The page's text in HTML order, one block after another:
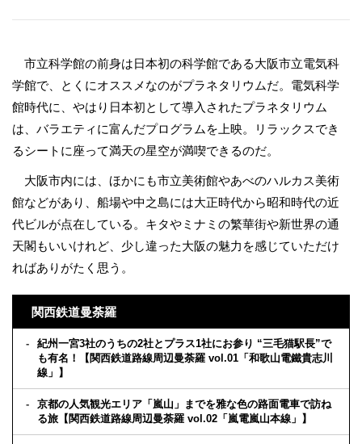
市立科学館の前身は日本初の科学館である大阪市立電気科
学館で、とくにオススメなのがプラネタリウムだ。電気科学
館時代に、やはり日本初として導入されたプラネタリウム
は、バラエティに富んだプログラムを上映。リラックスでき
るシートに座って満天の星空が満喫できるのだ。
大阪市内には、ほかにも市立美術館やあべのハルカス美術
館などがあり、船場や中之島には大正時代から昭和時代の近
代ビルが点在している。キタやミナミの繁華街や新世界の通
天閣もいいけれど、少し違った大阪の魅力を感じていただけ
ればありがたく思う。
関西鉄道曼荼羅
紀州一宮3社のうちの2社とプラス1社にお参り “三毛猫駅長”で
も有名！【関西鉄道路線周辺曼荼羅 vol.01「和歌山電鐵貴志川
線」】
京都の人気観光エリア「嵐山」までを雅な色の路面電車で訪ね
る旅【関西鉄道路線周辺曼荼羅 vol.02「嵐電嵐山本線」】